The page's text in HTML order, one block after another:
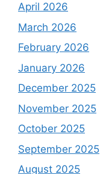
April 2026
March 2026
February 2026
January 2026
December 2025
November 2025
October 2025
September 2025
August 2025